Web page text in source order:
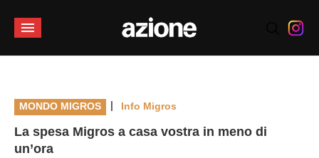
MONDO MIGROS | Info Migros
La spesa Migros a casa vostra in meno di
un’ora